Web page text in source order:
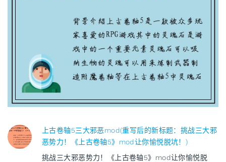
上古卷轴5三大邪恶mod(重写后的新标题：挑战三大邪
恶势力！《上古卷轴5》mod让你愉悦脱坑！)
挑战三大邪恶势力！《上古卷轴5》mod让你愉悦脱